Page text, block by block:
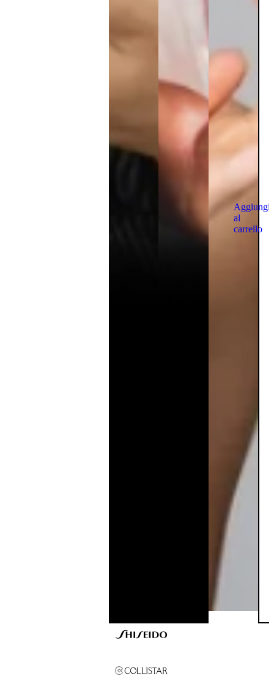
Aggiungi
al
carrello